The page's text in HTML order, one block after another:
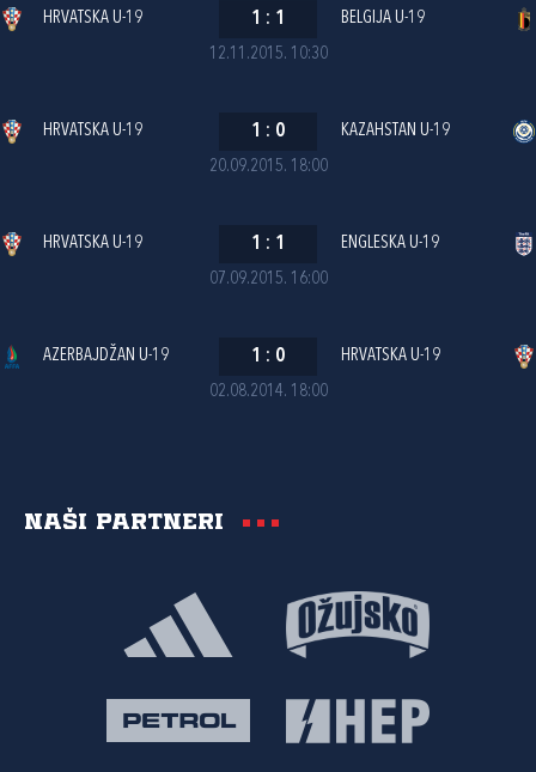
12.11.2015. 10:30
HRVATSKA U-19 1 : 1 BELGIJA U-19
20.09.2015. 18:00
HRVATSKA U-19 1 : 0 KAZAHSTAN U-19
07.09.2015. 16:00
HRVATSKA U-19 1 : 1 ENGLESKA U-19
02.08.2014. 18:00
AZERBAJDŽAN U-19 1 : 0 HRVATSKA U-19
Naši partneri